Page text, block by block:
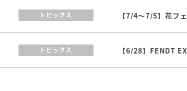
トピックス 【7/4～7/5】花フ
トピックス 【6/28】FENDT